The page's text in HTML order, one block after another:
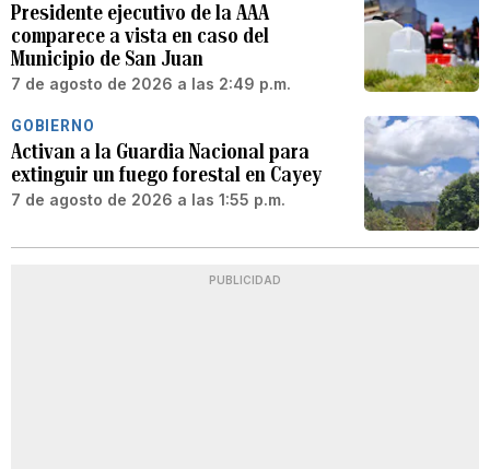
Presidente ejecutivo de la AAA
comparece a vista en caso del
Municipio de San Juan
7 de agosto de 2026 a las 2:49 p.m.
GOBIERNO
Activan a la Guardia Nacional para
extinguir un fuego forestal en Cayey
7 de agosto de 2026 a las 1:55 p.m.
PUBLICIDAD